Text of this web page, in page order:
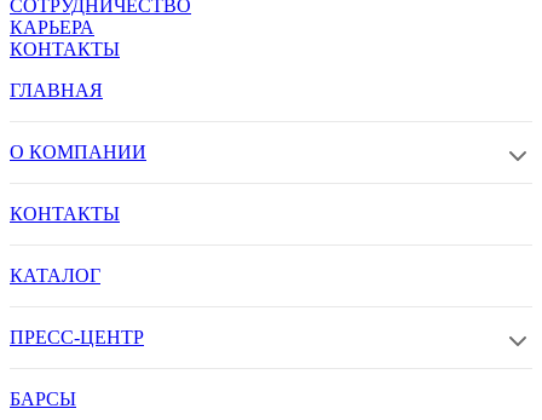
СОТРУДНИЧЕСТВО
КАРЬЕРА
КОНТАКТЫ
ГЛАВНАЯ
О КОМПАНИИ
КОНТАКТЫ
КАТАЛОГ
ПРЕСС-ЦЕНТР
БАРСЫ